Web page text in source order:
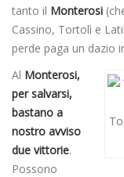
tanto il Monterosi
Cassino, Tortolì e
perde paga un dazio
Al Monterosi,
per salvarsi,
bastano a
nostro avviso
due vittorie.
Possono